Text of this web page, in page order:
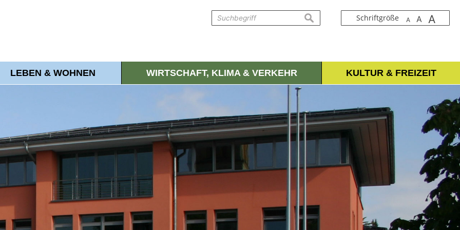
Schriftgröße A A A
suchen
LEBEN & WOHNEN WIRTSCHAFT, KLIMA & VERKEHR KULTUR & FREIZEIT